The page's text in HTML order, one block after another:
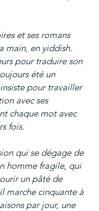
et ses romans
main, en yiddish.
pour traduire son
été un
pour travailler
avec ses
chaque mot avec
fois.
qui se dégage de
homme fragile, qui
un pâté de
marche cinquante à
par jour, une